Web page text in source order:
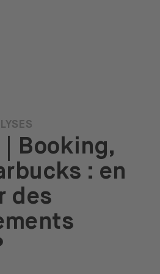
| Booking,
: en
des